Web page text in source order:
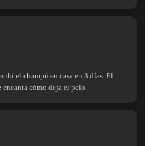
el champú en casa en 3 días. El
cómo deja el pelo.